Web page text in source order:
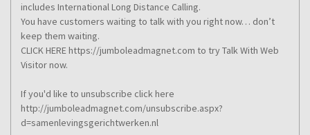
includes International Long Distance Calling.
You have customers waiting to talk with you right now… don’t
keep them waiting.
CLICK HERE https://jumboleadmagnet.com to try Talk With Web
Visitor now.
If you'd like to unsubscribe click here
http://jumboleadmagnet.com/unsubscribe.aspx?
d=samenlevingsgerichtwerken.nl